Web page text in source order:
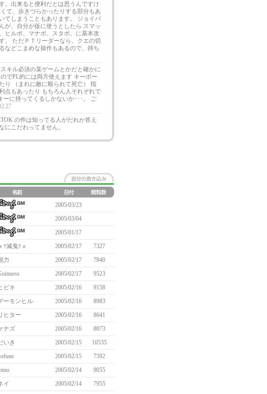
。出来ると便利だとは思うんですけ
て、歩きづらかったりする部分もあ
てしまうこともあります。 ジョイパ
が、自分が仮に使うとしたら スマッ
ヒルポ、マナポ、スタポ、に基本攻
。 ただＰＴリーダーなら、クエの切
などこまめな操作もあるので、持ち
キル必須の某ゲームとかだと確かに
でPL的には両方使えます キーボー
り （まれに敵に殴られて死亡） 指
点もあったり もちろん人それぞれで
ーに持ってくるしかないか･･･。 ご
の件は知ってる人がだれか答え
にこだわってません。
2005/03/23
2005/03/04
2005/01/17
滅鬼†ⅹ 2005/02/17
7327
力 2005/02/17
7840
2005/02/17
9523
ビキ 2005/02/16
9158
ーモンヒル 2005/02/16
8983
ヒター 2005/02/16
8641
ナズ 2005/02/16
8073
いき 2005/02/15
10535
2005/02/15
7592
2005/02/14
9055
イ 2005/02/14 7955